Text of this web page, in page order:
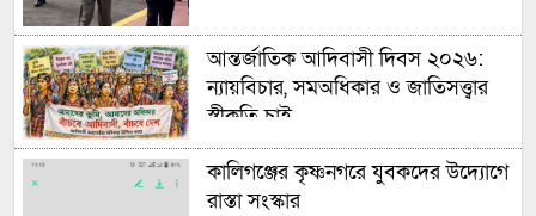
আন্তর্জাতিক আদিবাসী দিবস ২০২৬:
ন্যায়বিচার, সমঅধিকার ও জাতিসত্ত্বার
স্বীকৃতি চাই
কালিগঞ্জের কৃষ্ণনগরে যুবকদের উদ্যোগে
রাস্তা সংস্কার